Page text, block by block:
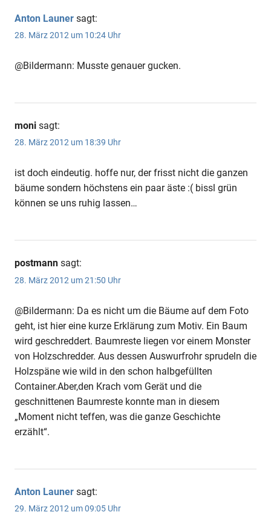
Anton Launer sagt:
28. März 2012 um 10:24 Uhr
@Bildermann: Musste genauer gucken.
moni sagt:
28. März 2012 um 18:39 Uhr
ist doch eindeutig. hoffe nur, der frisst nicht die ganzen
bäume sondern höchstens ein paar äste :( bissl grün
können se uns ruhig lassen…
postmann sagt:
28. März 2012 um 21:50 Uhr
@Bildermann: Da es nicht um die Bäume auf dem Foto
geht, ist hier eine kurze Erklärung zum Motiv. Ein Baum
wird geschreddert. Baumreste liegen vor einem Monster
von Holzschredder. Aus dessen Auswurfrohr sprudeln die
Holzspäne wie wild in den schon halbgefüllten
Container.Aber,den Krach vom Gerät und die
geschnittenen Baumreste konnte man in diesem
„Moment nicht teffen, was die ganze Geschichte
erzählt“.
Anton Launer sagt:
29. März 2012 um 09:05 Uhr